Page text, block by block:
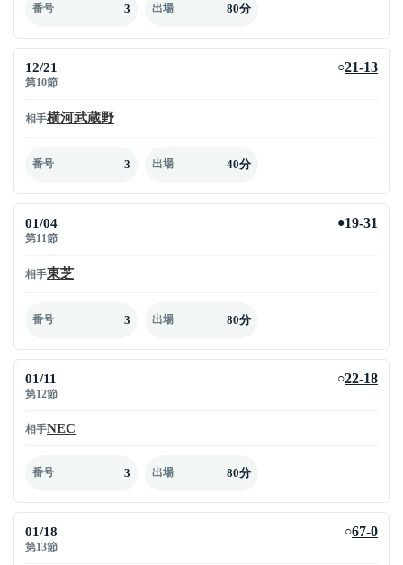
番号 3 出場 80分
12/21
第10節
○21-13
相手横河武蔵野
番号 3 出場 40分
01/04
第11節
●19-31
相手東芝
番号 3 出場 80分
01/11
第12節
○22-18
相手NEC
番号 3 出場 80分
01/18
第13節
○67-0